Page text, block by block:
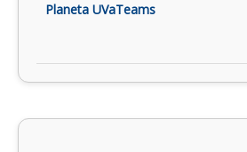
Planeta UVaTeams